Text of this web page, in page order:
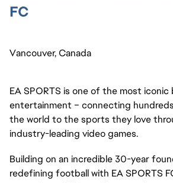
FC
Vancouver, Canada
EA SPORTS is one of the most iconic
entertainment – connecting
the world to the sports they love
industry-leading video games.
Building on an incredible 30-year
redefining football with EA SPORTS